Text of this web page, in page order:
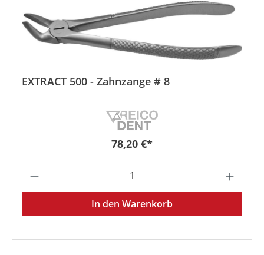
EXTRACT 500 - Zahnzange # 8
Regulärer Preis:
78,20 €*
Produkt Anzahl: Gib den
In den Warenkorb